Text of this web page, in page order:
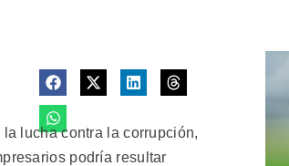
lucha contra la corrupción,
podría resultar